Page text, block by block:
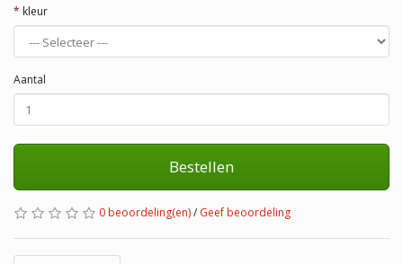
kleur
Aantal
Bestellen
0 beoordeling(en)/ Geef beoordeling